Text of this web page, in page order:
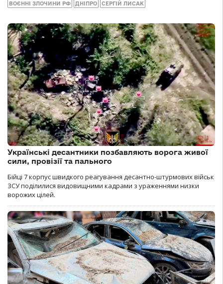
ВОЄННІ ЗЛОЧИНИ РФ ДНІПРО СЕРГІЙ ЛИСАК
Українські десантники позбавляють ворога живої
сили, провізії та пального
Бійці 7 корпус швидкого реагування десантно-штурмових військ
ЗСУ поділилися видовищними кадрами з ураженнями низки
ворожих цілей.